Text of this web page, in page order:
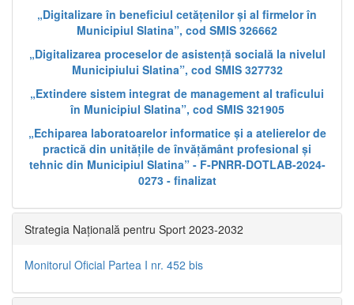
„Digitalizare în beneficiul cetățenilor și al firmelor în
Municipiul Slatina”, cod SMIS 326662
„Digitalizarea proceselor de asistență socială la nivelul
Municipiului Slatina”, cod SMIS 327732
„Extindere sistem integrat de management al traficului
în Municipiul Slatina”, cod SMIS 321905
„Echiparea laboratoarelor informatice și a atelierelor de
practică din unitățile de învățământ profesional și
tehnic din Municipiul Slatina” - F-PNRR-DOTLAB-2024-
0273 - finalizat
Strategia Națională pentru Sport 2023-2032
Monitorul Oficial Partea I nr. 452 bis